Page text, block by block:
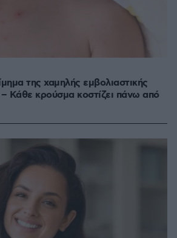
της χαμηλής εμβολιαστικής
Κάθε κρούσμα κοστίζει πάνω από